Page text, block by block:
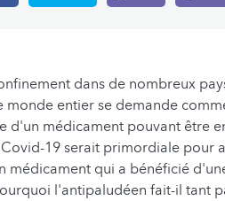
dans de nombreux
entier se demande
d'un médicament pouvant être
19 serait primordiale pour
médicament qui a bénéficié
l'antipaludéen fait-il tant